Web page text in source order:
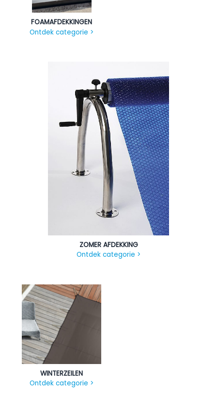
FOAMAFDEKKINGEN
Ontdek categorie >
ZOMER AFDEKKING
Ontdek categorie >
WINTERZEILEN
Ontdek categorie >